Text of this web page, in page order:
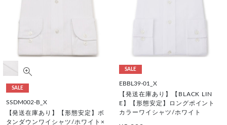
SALE
SSDM002-B_X
【発送在庫あり】【形態安定】ボ
タンダウンワイシャツ/ホワイト×
SALE
EBBL39-01_X
【発送在庫あり】【BLACK LIN
E】【形態安定】ロングポイント
カラーワイシャツ/ホワイト